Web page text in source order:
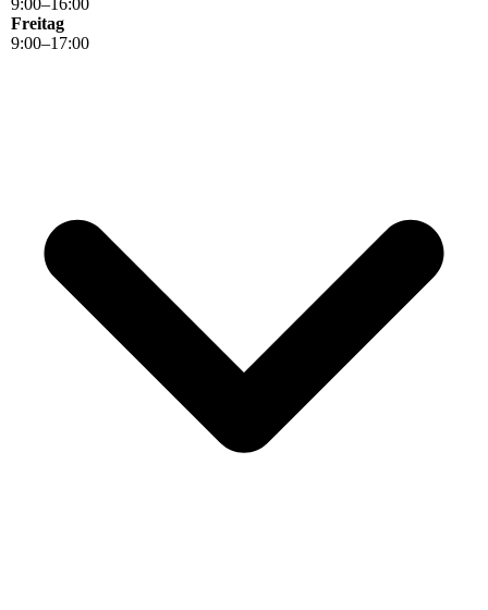
9:00–16:00
Freitag
9:00–17:00